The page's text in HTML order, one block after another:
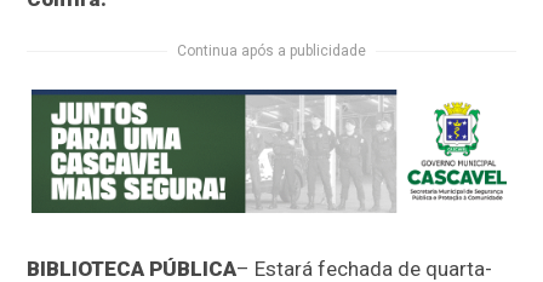
Continua após a publicidade
BIBLIOTECA PÚBLICA– Estará fechada de quarta-